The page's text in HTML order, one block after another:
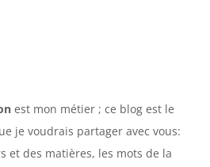
est mon métier ; ce blog est le
je voudrais partager avec vous:
et des matières, les mots de la